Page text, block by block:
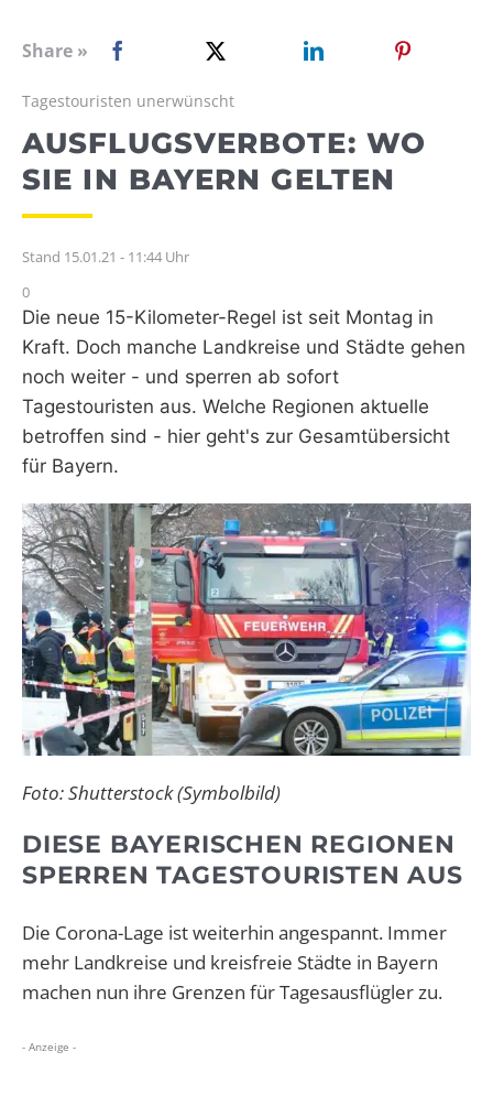
Share »
Tagestouristen unerwünscht
AUSFLUGSVERBOTE: WO
SIE IN BAYERN GELTEN
Stand 15.01.21 - 11:44 Uhr
0
Die neue 15-Kilometer-Regel ist seit Montag in
Kraft. Doch manche Landkreise und Städte gehen
noch weiter - und sperren ab sofort
Tagestouristen aus. Welche Regionen aktuelle
betroffen sind - hier geht's zur Gesamtübersicht
für Bayern.
Foto: Shutterstock (Symbolbild)
DIESE BAYERISCHEN REGIONEN
SPERREN TAGESTOURISTEN AUS
Die Corona-Lage ist weiterhin angespannt. Immer
mehr Landkreise und kreisfreie Städte in Bayern
machen nun ihre Grenzen für Tagesausflügler zu.
- Anzeige -